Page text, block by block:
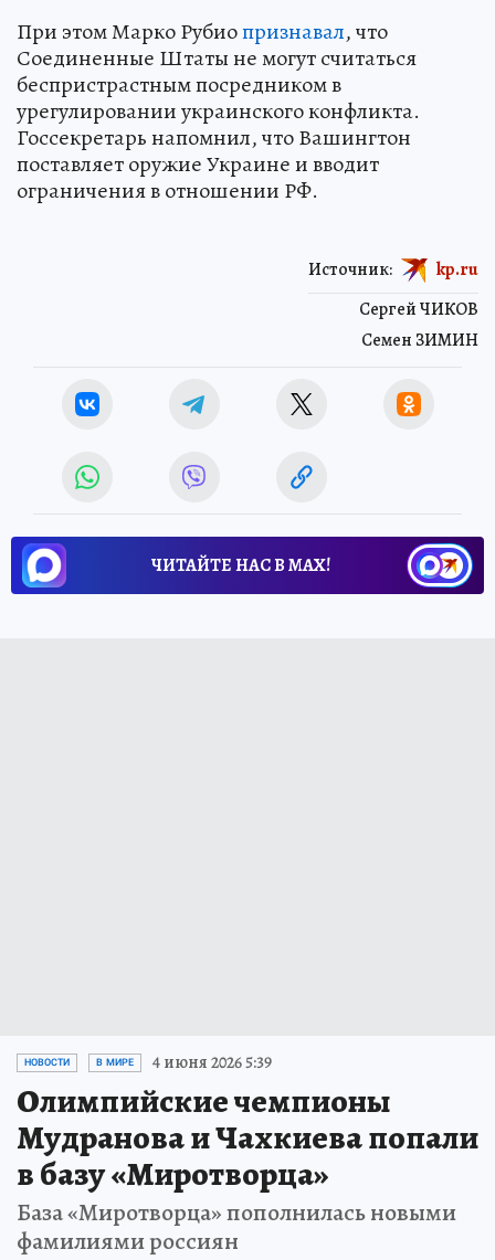
При этом Марко Рубиопризнавал, что
Соединенные Штаты не могут считаться
беспристрастным посредником в
урегулировании украинского конфликта.
Госсекретарь напомнил, что Вашингтон
поставляет оружие Украине и вводит
ограничения в отношении РФ.
Сергей ЧИКОВ
Семен ЗИМИН
Источник: kp.ru
ЧИТАЙТЕ НАС В МАХ!
НОВОСТИ В МИРЕ 4 июня 2026 5:39
Олимпийские чемпионы
Мудранова и Чахкиева попали
в базу «Миротворца»
База «Миротворца» пополнилась новыми
фамилиями россиян